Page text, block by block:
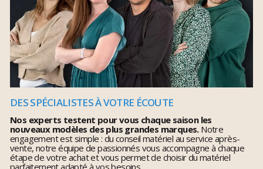
DES SPÉCIALISTES À VOTRE ÉCOUTE
Nos experts testent pour vous chaque saison les
nouveaux modèles des plus grandes marques.Notre
engagement est simple : du conseil matériel au service après-
vente, notre équipe de passionnés vous accompagne à chaque
étape de votre achat et vous permet de choisir du matériel
parfaitement adapté à vos besoins.